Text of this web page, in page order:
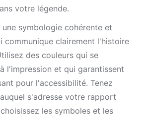
votre légende.
une symbologie cohérente et
communique clairement l'histoire
des couleurs qui se
l'impression et qui garantissent
pour l'accessibilité. Tenez
s'adresse votre rapport
les symboles et les